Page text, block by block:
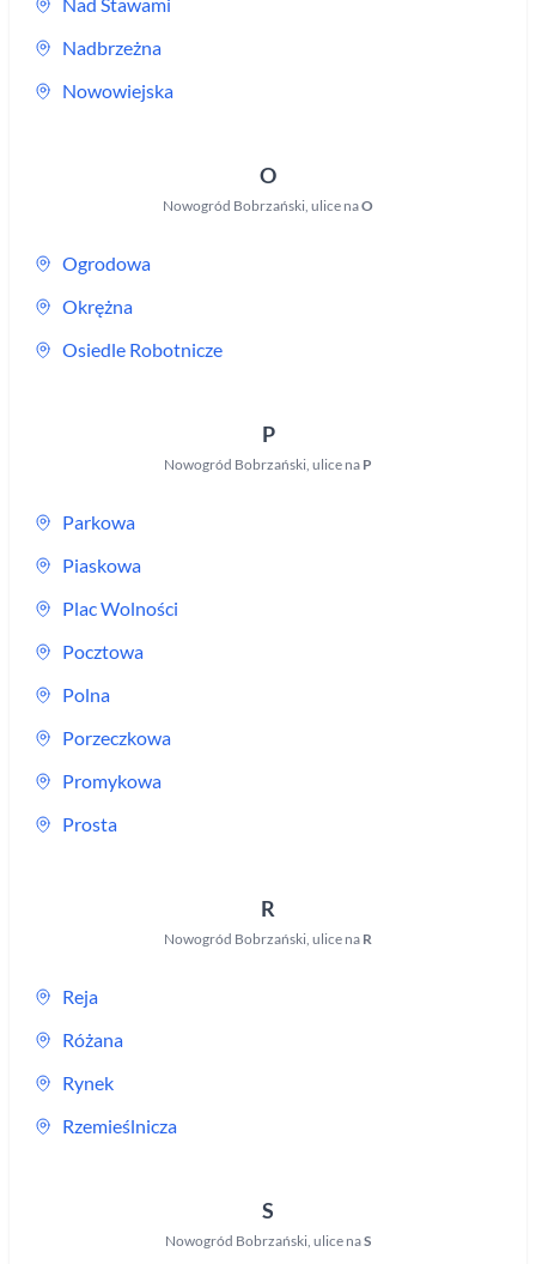
Nadbrzeżna
Nowowiejska
O
Nowogród Bobrzański, ulice naO
Ogrodowa
Okrężna
Osiedle Robotnicze
P
Nowogród Bobrzański, ulice na P
Parkowa
Piaskowa
Plac Wolności
Pocztowa
Polna
Porzeczkowa
Promykowa
Prosta
R
Nowogród Bobrzański, ulice na R
Reja
Różana
Rynek
Rzemieślnicza
S
Nowogród Bobrzański, ulice naS